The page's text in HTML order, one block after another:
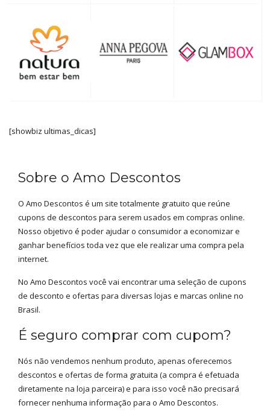
[showbiz ultimas_dicas]
Sobre o Amo Descontos
O Amo Descontos é um site totalmente gratuito que reúne
cupons de descontos para serem usados em compras online.
Nosso objetivo é poder ajudar o consumidor a economizar e
ganhar benefícios toda vez que ele realizar uma compra pela
internet.
No Amo Descontos você vai encontrar uma seleção de cupons
de desconto e ofertas para diversas lojas e marcas online no
Brasil.
É seguro comprar com cupom?
Nós não vendemos nenhum produto, apenas oferecemos
descontos e ofertas de forma gratuita (a compra é efetuada
diretamente na loja parceira) e para isso você não precisará
fornecer nenhuma informação para o Amo Descontos.